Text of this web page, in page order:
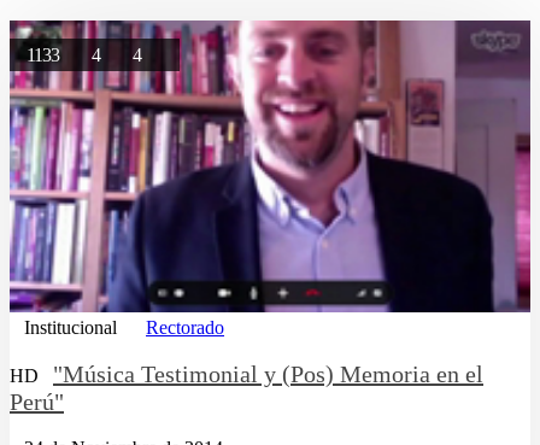
1133 4 4
Institucional Rectorado
HD
"Música Testimonial y (Pos) Memoria en el
Perú"